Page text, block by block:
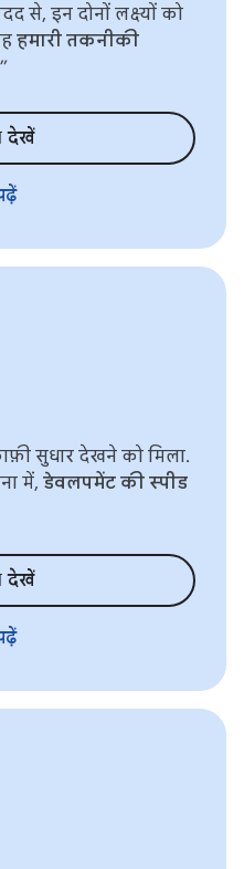
से, इन दोनों लक्ष्यों को
हमारी तकनीकी
”
देखें
सुधार देखने को मिला.
में, डेवलपमेंट की स्पीड
देखें